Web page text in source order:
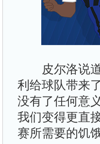
皮尔洛说道
利给球队带来
没有了任何意
我们变得更直
赛所需要的饥